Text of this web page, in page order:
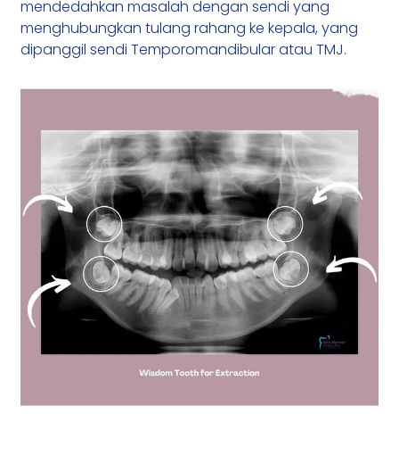
mendedahkan masalah dengan sendi yang
menghubungkan tulang rahang ke kepala, yang
dipanggil sendi Temporomandibular atau TMJ.